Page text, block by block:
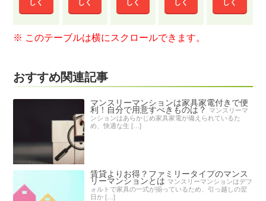
しく
しく
しく
しく
しく
おすすめ関連記事
マンスリーマンションは家具家電付きで便
利！自分で用意すべきものは？
マンスリーマ
ンションはあらかじめ家具家電が備えられているた
め、快適な生 […]
賃貸よりお得？ファミリータイプのマンス
リーマンションとは マンスリーマンションはデフ
ォルトで家具の一式が揃っているため、引っ越しの翌
日か […]